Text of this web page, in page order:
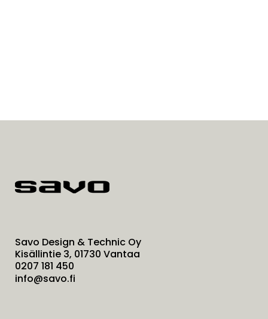
Savo Design & Technic Oy
Kisällintie 3, 01730 Vantaa
0207 181 450
info@savo.fi